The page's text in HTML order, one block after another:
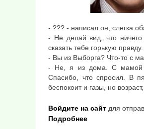
- ??? - написал он, слегка
- Не делай вид, что
сказать тебе горькую
- Вы из Выборга? Что-то с
- Не, я из дома. С мамой
Спасибо, что спросил. В
беспокоит и газы, но
Войдите на сайт для
Подробнее